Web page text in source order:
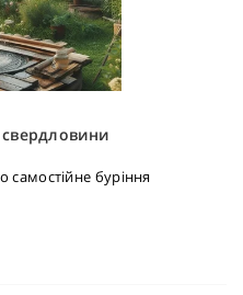
самостійне буріння